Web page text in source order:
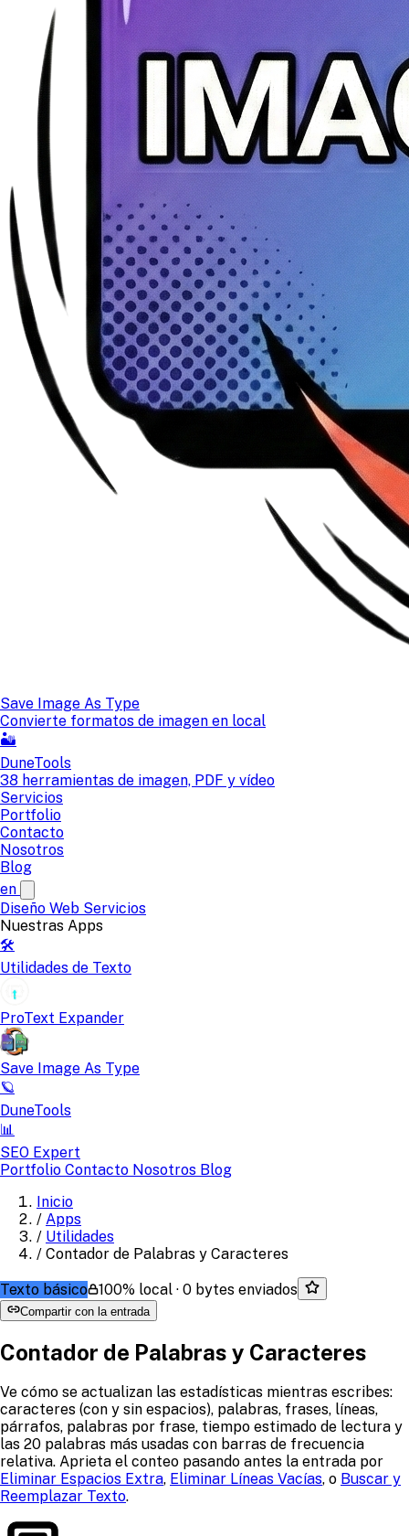
Save Image As Type
Convierte formatos de imagen en local
🏜️
DuneTools
38 herramientas de imagen, PDF y vídeo
Servicios
Portfolio
Contacto
Nosotros
Blog
en
Diseño Web Servicios
Nuestras Apps
🛠️
Utilidades de Texto
ProText Expander
Save Image As Type
🪐
DuneTools
📊
SEO Expert
Portfolio Contacto Nosotros Blog
Inicio
/ Apps
/ Utilidades
/ Contador de Palabras y Caracteres
Texto básico 100% local · 0 bytes enviados
Compartir con la entrada
Contador de Palabras y Caracteres
Ve cómo se actualizan las estadísticas mientras escribes:
caracteres (con y sin espacios), palabras, frases, líneas,
párrafos, palabras por frase, tiempo estimado de lectura y
las 20 palabras más usadas con barras de frecuencia
relativa. Aprieta el conteo pasando antes la entrada por
Eliminar Espacios Extra, Eliminar Líneas Vacías, o Buscar y
Reemplazar Texto.